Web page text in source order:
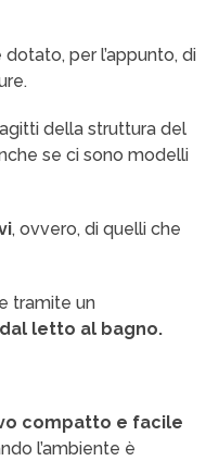
per l’appunto, di
della struttura del
se ci sono modelli
, ovvero, di quelli che
tramite un
letto al bagno.
compatto e facile
l’ambiente è